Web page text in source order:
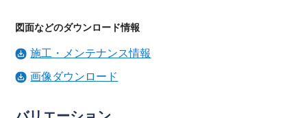
図面などのダウンロード情報
施工・メンテナンス情報
画像ダウンロード